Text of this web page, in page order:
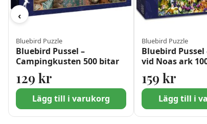
‹
Bluebird Puzzle
Bluebird Pussel –
Campingkusten 500 bitar
129 kr
Lägg till i varukorg
Bluebird Puzzle
Bluebird Pussel
vid Noas ark
159kr
Lägg till i